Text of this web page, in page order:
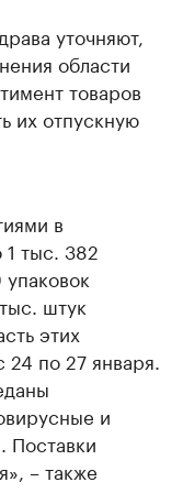
уточняют,
области
товаров
их отпускную
в
тыс. 382
штук
этих
по 27 января.
и
Поставки
– также